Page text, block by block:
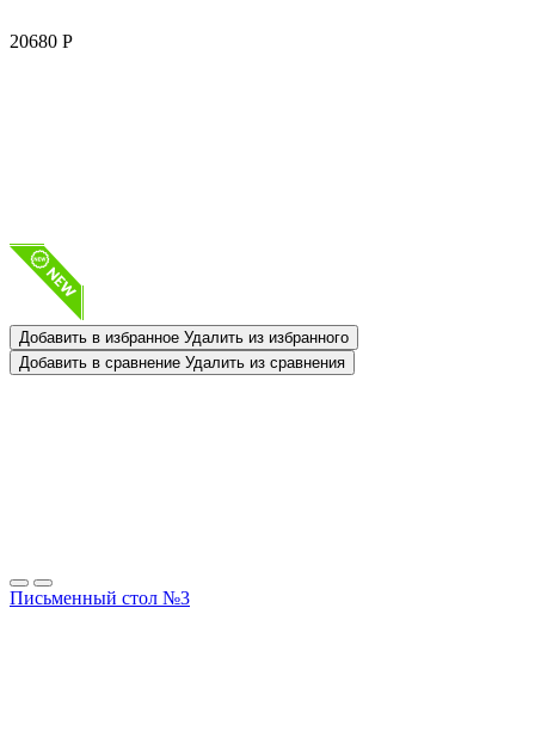
20680 Р
Добавить в избранное Удалить из избранного
Добавить в сравнение Удалить из сравнения
Письменный стол №3